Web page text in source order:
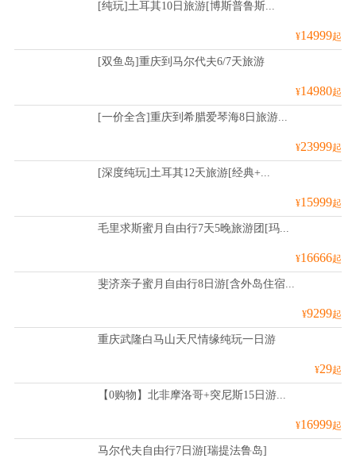
[纯玩]土耳其10日旅游[博斯普鲁斯...
¥14999起
[双鱼岛]重庆到马尔代夫6/7天旅游
¥14980起
[一价全含]重庆到希腊爱琴海8日旅游...
¥23999起
[深度纯玩]土耳其12天旅游[经典+...
¥15999起
毛里求斯蜜月自由行7天5晚旅游团[玛...
¥16666起
斐济亲子蜜月自由行8日游[含外岛住宿...
¥9299起
重庆武隆白马山天尺情缘纯玩一日游
¥29起
【0购物】北非摩洛哥+突尼斯15日游...
¥16999起
马尔代夫自由行7日游[瑞提法鲁岛]